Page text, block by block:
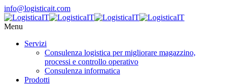
info@logisticait.com
Menu
Servizi
Consulenza logistica per migliorare magazzino,
processi e controllo operativo
Consulenza informatica
Prodotti